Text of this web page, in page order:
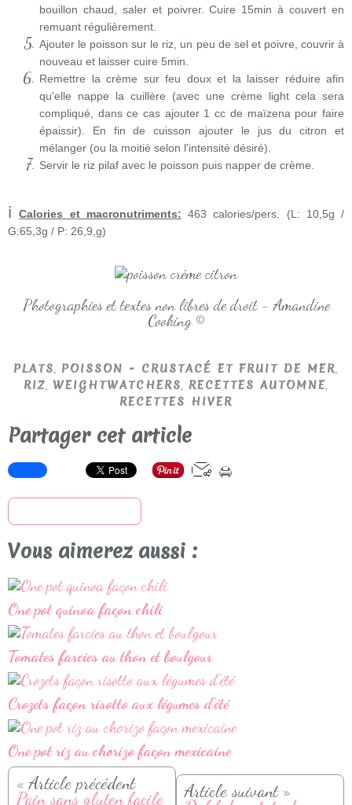
bouillon chaud, saler et poivrer. Cuire 15min à couvert en
remuant régulièrement.
Ajouter le poisson sur le riz, un peu de sel et poivre, couvrir à
nouveau et laisser cuire 5min.
Remettre la crème sur feu doux et la laisser réduire afin
qu'elle nappe la cuillère (avec une crème light cela sera
compliqué, dans ce cas ajouter 1 cc de maïzena pour faire
épaissir). En fin de cuisson ajouter le jus du citron et
mélanger (ou la moitié selon l'intensité désiré).
Servir le riz pilaf avec le poisson puis napper de crème.
ℹCalories et macronutriments: 463 calories/pers. (L: 10,5g /
G:65,3g / P: 26,9,g)
Photographies et textes non libres de droit - Amandine
Cooking ©
PLATS, POISSON - CRUSTACÉ ET FRUIT DE MER,
RIZ, WEIGHTWATCHERS, RECETTES AUTOMNE,
RECETTES HIVER
Partager cet article
Vous aimerez aussi :
One pot quinoa façon chili
Tomates farcies au thon et boulgour
Crozets façon risotto aux légumes d'été
One pot riz au chorizo façon mexicaine
« Article précédent
Pain sans gluten facile Article suivant »